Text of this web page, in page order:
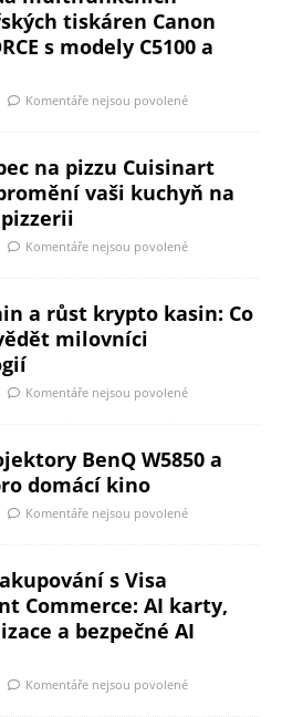
tiskáren Canon
s modely C5100 a
Komentáře nejsou povolené
na pizzu Cuisinart
promění vaši kuchyň na
Komentáře nejsou povolené
a růst krypto kasin: Co
milovníci
Komentáře nejsou povolené
BenQ W5850 a
domácí kino
Komentáře nejsou povolené
s Visa
Commerce: AI karty,
a bezpečné AI
Komentáře nejsou povolené